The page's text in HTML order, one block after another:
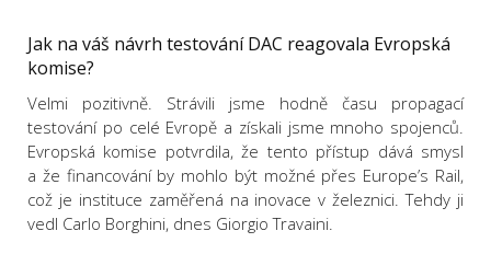
Jak na váš návrh testování DAC reagovala Evropská
komise?
Velmi pozitivně. Strávili jsme hodně času propagací
testování po celé Evropě a získali jsme mnoho spojenců.
Evropská komise potvrdila, že tento přístup dává smysl
a že financování by mohlo být možné přes Europe’s Rail,
což je instituce zaměřená na inovace v železnici. Tehdy ji
vedl Carlo Borghini, dnes Giorgio Travaini.